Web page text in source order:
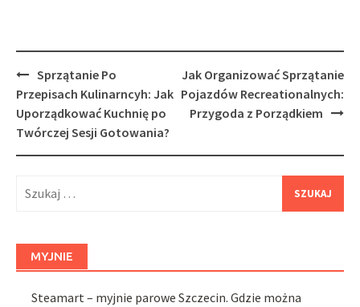
Post
navigation
Sprzątanie Po
Przepisach Kulinarncyh: Jak
Uporządkować Kuchnię po
Twórczej Sesji Gotowania?
Jak Organizować Sprzątanie
Pojazdów Recreationalnych:
Przygoda z Porządkiem
MYJNIE
Steamart – myjnie parowe Szczecin. Gdzie można